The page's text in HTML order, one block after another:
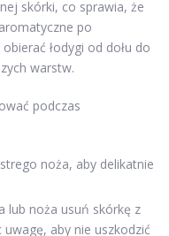
skórki, co sprawia, że
po
łodygi od dołu do
warstw.
podczas
noża, aby delikatnie
lub noża usuń skórkę z
aby nie uszkodzić